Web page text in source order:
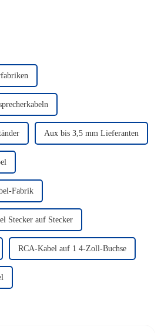
Aux bis 3,5 mm Lieferanten
Fabrik
Stecker auf Stecker
RCA-Kabel auf 1 4-Zoll-Buchse